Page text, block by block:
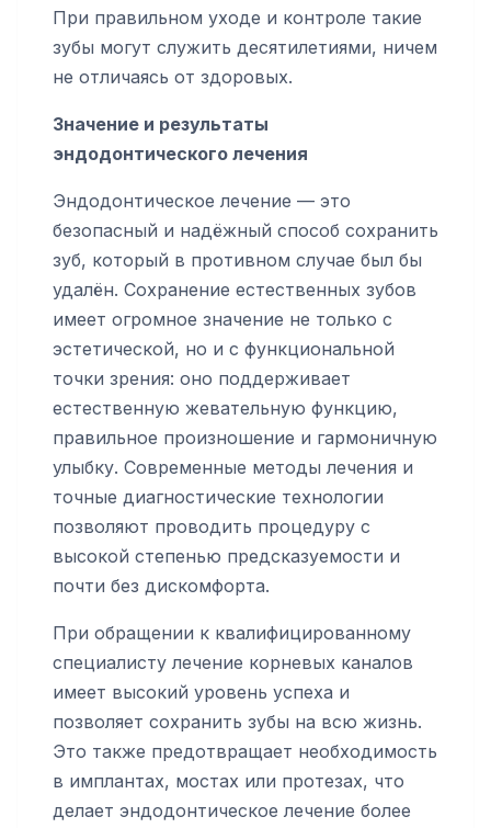
При правильном уходе и контроле такие
зубы могут служить десятилетиями, ничем
не отличаясь от здоровых.
Значение и результаты
эндодонтического лечения
Эндодонтическое лечение — это
безопасный и надёжный способ сохранить
зуб, который в противном случае был бы
удалён. Сохранение естественных зубов
имеет огромное значение не только с
эстетической, но и с функциональной
точки зрения: оно поддерживает
естественную жевательную функцию,
правильное произношение и гармоничную
улыбку. Современные методы лечения и
точные диагностические технологии
позволяют проводить процедуру с
высокой степенью предсказуемости и
почти без дискомфорта.
При обращении к квалифицированному
специалисту лечение корневых каналов
имеет высокий уровень успеха и
позволяет сохранить зубы на всю жизнь.
Это также предотвращает необходимость
в имплантах, мостах или протезах, что
делает эндодонтическое лечение более